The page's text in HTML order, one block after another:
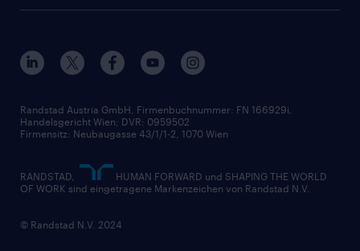
Randstad Austria GmbH, Firmenbuchnummer: FN 166929i,
Handelsgericht Wien; DVR: 0959502
Firmensitz: Neubaugasse 43/1/1-2, 1070 Wien
RANDSTAD,
HUMAN FORWARD und SHAPING THE WORLD
OF WORK sind eingetragene Markenzeichen von Randstad N.V.
© Randstad N.V. 2024